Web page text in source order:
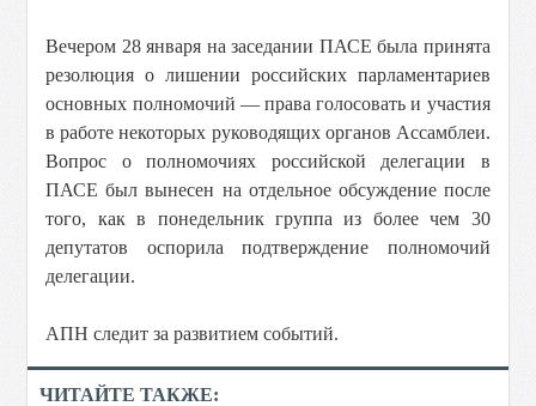
Вечером 28 января на заседании ПАСЕ была принята
резолюция о лишении российских парламентариев
основных полномочий — права голосовать и участия
в работе некоторых руководящих органов Ассамблеи.
Вопрос о полномочиях российской делегации в
ПАСЕ был вынесен на отдельное обсуждение после
того, как в понедельник группа из более чем 30
депутатов оспорила подтверждение полномочий
делегации.
АПН следит за развитием событий.
ЧИТАЙТЕ ТАКЖЕ: